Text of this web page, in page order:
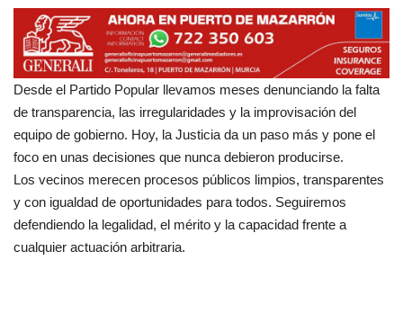
Desde el Partido Popular llevamos meses denunciando la falta
de transparencia, las irregularidades y la improvisación del
equipo de gobierno. Hoy, la Justicia da un paso más y pone el
foco en unas decisiones que nunca debieron producirse.
Los vecinos merecen procesos públicos limpios, transparentes
y con igualdad de oportunidades para todos. Seguiremos
defendiendo la legalidad, el mérito y la capacidad frente a
cualquier actuación arbitraria.